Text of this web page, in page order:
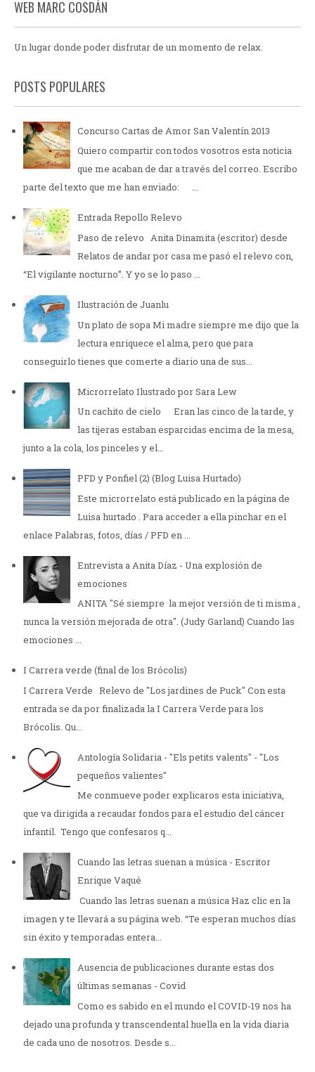
WEB MARC COSDÁN
Un lugar donde poder disfrutar de un momento de relax.
POSTS POPULARES
Concurso Cartas de Amor San Valentín 2013
Quiero compartir con todos vosotros esta noticia
que me acaban de dar a través del correo. Escribo
parte del texto que me han enviado: ...
Entrada Repollo Relevo
Paso de relevo Anita Dinamita (escritor) desde
Relatos de andar por casa me pasó el relevo con,
“El vigilante nocturno”. Y yo se lo paso ...
Ilustración de Juanlu
Un plato de sopa Mi madre siempre me dijo que la
lectura enriquece el alma, pero que para
conseguirlo tienes que comerte a diario una de sus...
Microrrelato Ilustrado por Sara Lew
Un cachito de cielo Eran las cinco de la tarde, y
las tijeras estaban esparcidas encima de la mesa,
junto a la cola, los pinceles y el...
PFD y Ponfiel (2) (Blog Luisa Hurtado)
Este microrrelato está publicado en la página de
Luisa hurtado . Para acceder a ella pinchar en el
enlace Palabras, fotos, días / PFD en ...
Entrevista a Anita Díaz - Una explosión de
emociones
ANITA "Sé siempre la mejor versión de ti misma ,
nunca la versión mejorada de otra". (Judy Garland) Cuando las
emociones ...
I Carrera verde (final de los Brócolis)
I Carrera Verde Relevo de "Los jardines de Puck" Con esta
entrada se da por finalizada la I Carrera Verde para los
Brócolis. Qu...
Antología Solidaria - "Els petits valents" - "Los
pequeños valientes"
Me conmueve poder explicaros esta iniciativa,
que va dirigida a recaudar fondos para el estudio del cáncer
infantil. Tengo que confesaros q...
Cuando las letras suenan a música - Escritor
Enrique Vaqué
Cuando las letras suenan a música Haz clic en la
imagen y te llevará a su página web. “Te esperan muchos días
sin éxito y temporadas entera...
Ausencia de publicaciones durante estas dos
últimas semanas - Covid
Como es sabido en el mundo el COVID-19 nos ha
dejado una profunda y transcendental huella en la vida diaria
de cada uno de nosotros. Desde s...